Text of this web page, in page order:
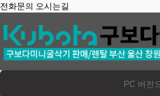
전화문의 오시는길
PC 버전